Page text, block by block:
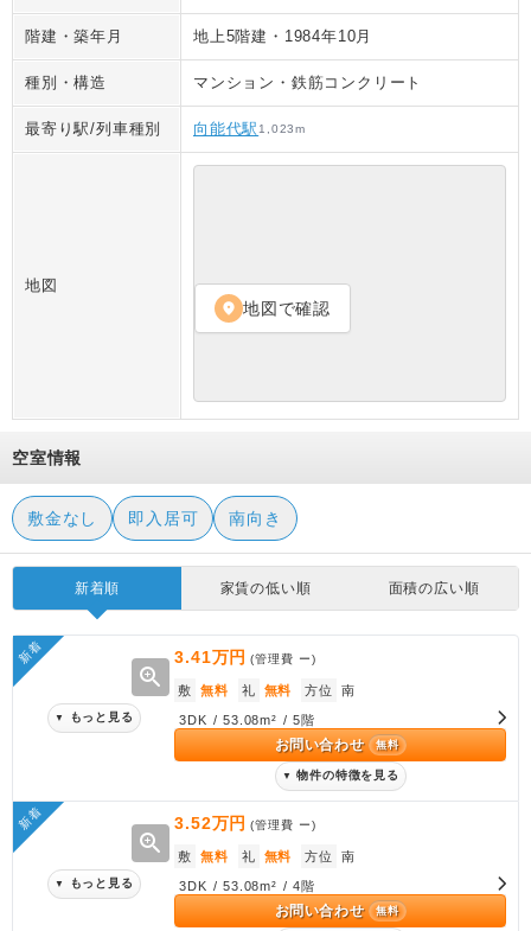
階建・築年月 地上5階建 ・ 1984年10月
種別・構造 マンション ・ 鉄筋コンクリート
最寄り駅/列車種別 向能代駅1,023m
地図
location_on 地図で確認
空室情報
敷金なし 即入居可 南向き
新着順 家賃の低い順 面積の広い順
新着
zoom_in
▼ もっと見る
3.41万円 (管理費 ー)
敷 無料 礼 無料 方位 南
3DK / 53.08m² / 5階
お問い合わせ 無料
▼ 物件の特徴を見る
新着
zoom_in
▼ もっと見る
3.52万円 (管理費 ー)
敷 無料 礼 無料 方位 南
3DK / 53.08m² / 4階
お問い合わせ 無料